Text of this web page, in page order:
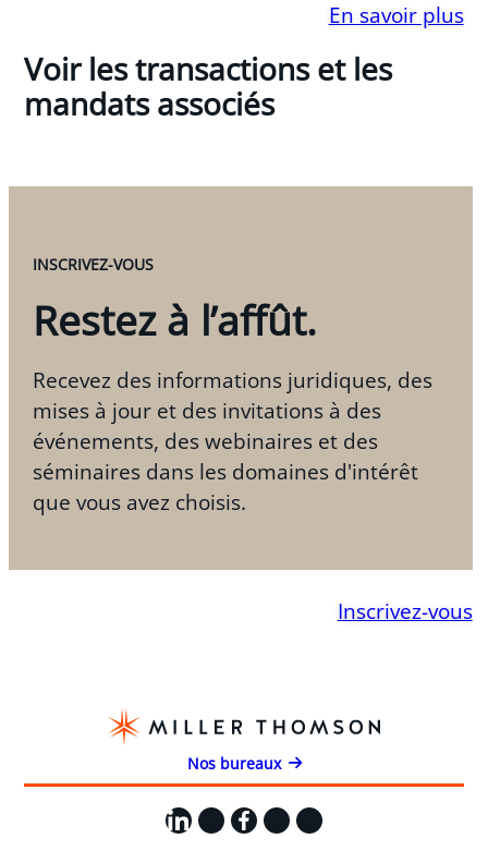
En savoir plus
Voir les transactions et les
mandats associés
INSCRIVEZ-VOUS
Restez à l’affût.
Recevez des informations juridiques, des
mises à jour et des invitations à des
événements, des webinaires et des
séminaires dans les domaines d'intérêt
que vous avez choisis.
Inscrivez-vous
Nos bureaux
LinkedIn
X Facebook
Instagram
YouTube